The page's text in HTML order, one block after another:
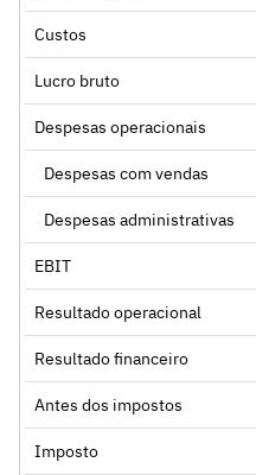
Custos
Lucro bruto
Despesas operacionais
Despesas com vendas
Despesas administrativas
EBIT
Resultado operacional
Resultado financeiro
Antes dos impostos
Imposto